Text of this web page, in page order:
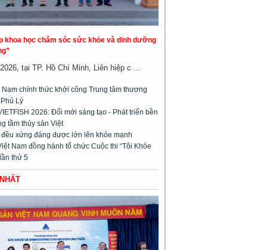
khoa học chăm sóc sức khỏe và dinh dưỡng
tại TP. Hồ Chí Minh, Liên hiệp c ...
Nam chính thức khởi công Trung tâm thương
Lý
2026: Đổi mới sáng tạo - Phát triển bền
tầm thủy sản Việt
đều xứng đáng được lớn lên khỏe mạnh
Nam đồng hành tổ chức Cuộc thi “Tôi Khỏe
thứ 5